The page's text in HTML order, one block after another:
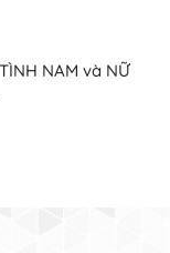
NAM và NỮ